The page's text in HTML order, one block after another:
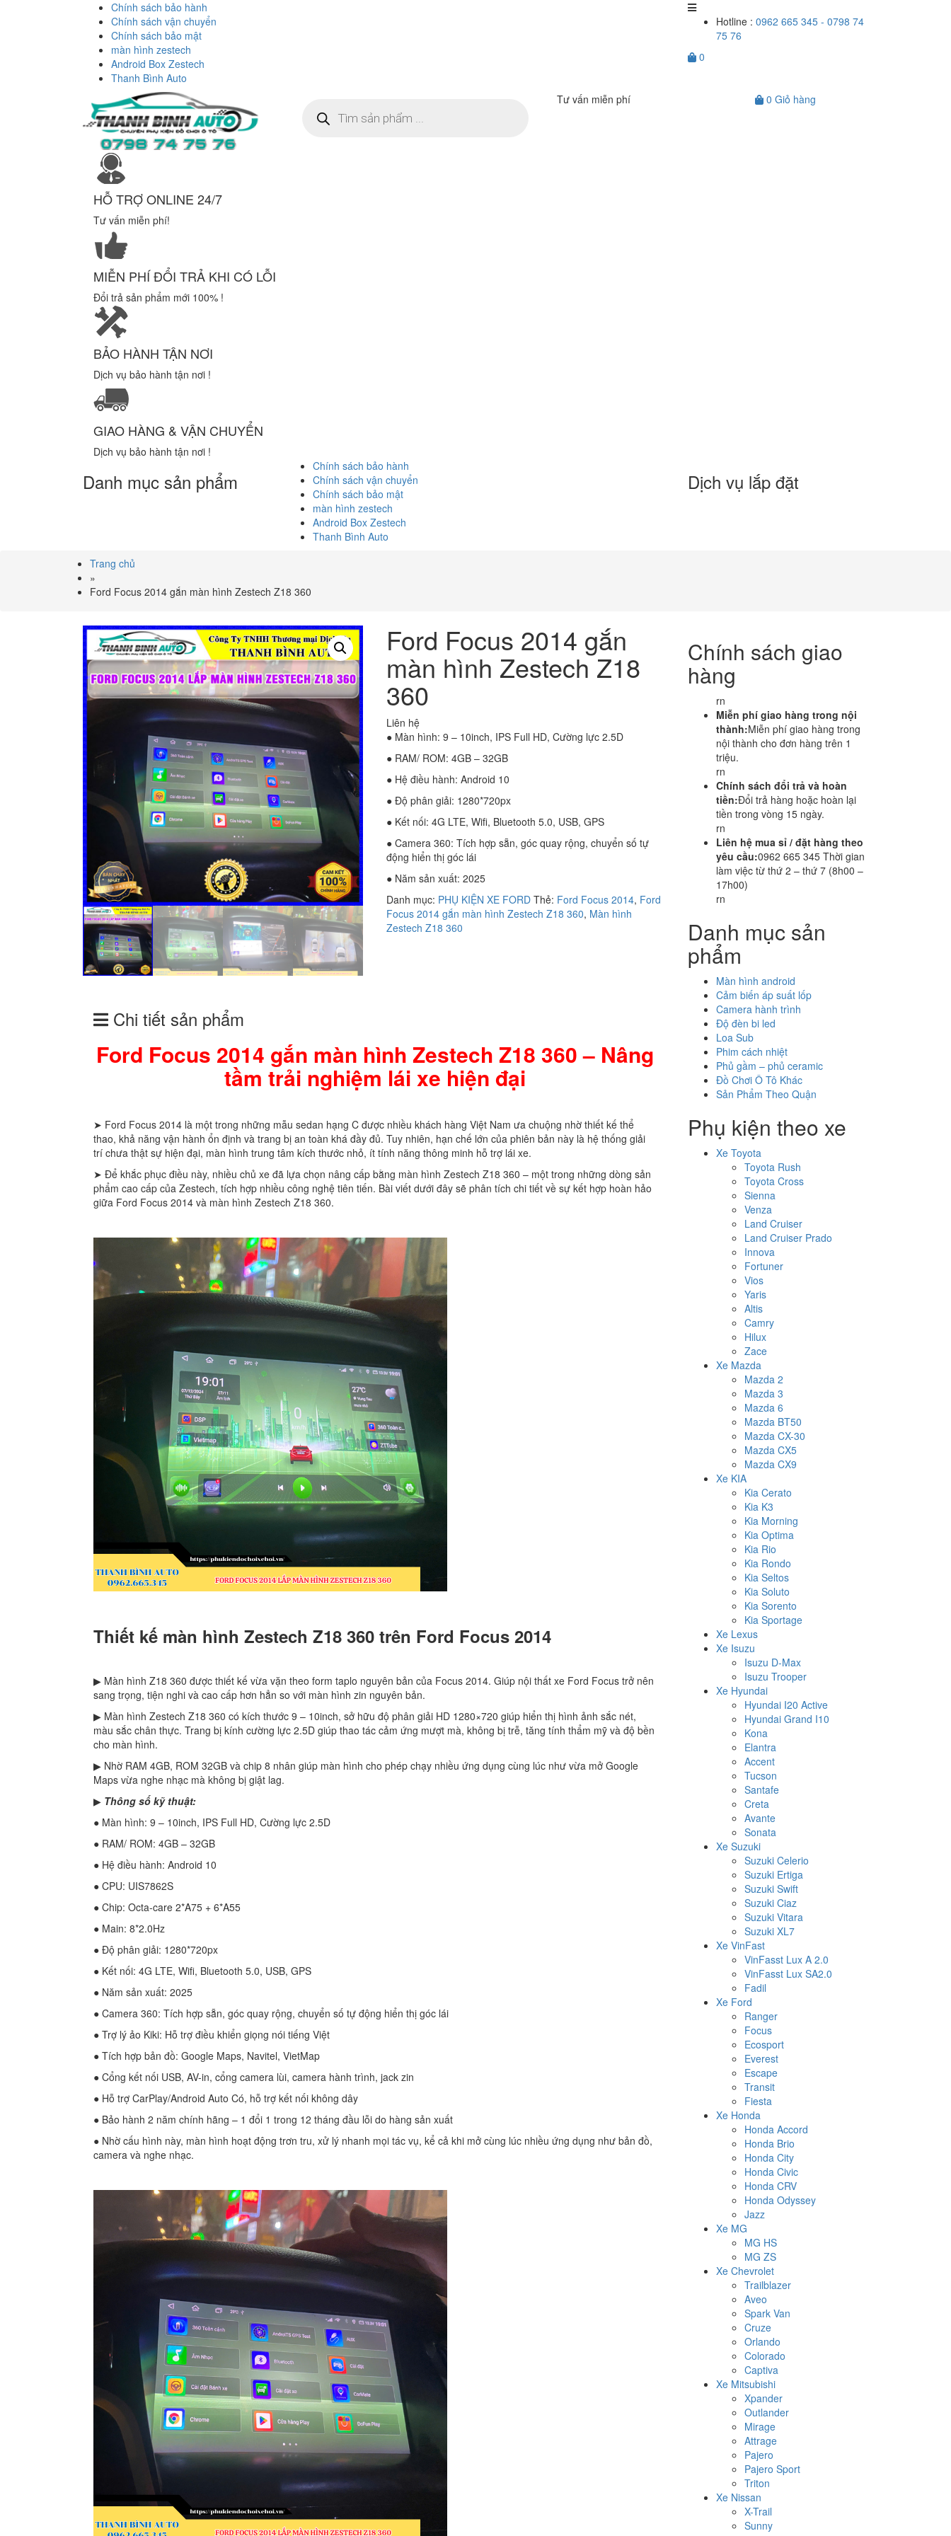
Chính sách bảo hành
Chính sách vận chuyển
Chính sách bảo mật
màn hình zestech
Android Box Zestech
Thanh Bình Auto
Hotline : 0962 665 345 - 0798 74
75 76
0
kiếm
sản
Tư vấn miễn phí 0 Giỏ hàng
HỖ TRỢ ONLINE 24/7
Tư vấn miễn phí!
MIỄN PHÍ ĐỔI TRẢ KHI CÓ LỖI
Đổi trả sản phẩm mới 100% !
BẢO HÀNH TẬN NƠI
Dịch vụ bảo hành tận nơi !
GIAO HÀNG & VẬN CHUYỂN
Dịch vụ bảo hành tận nơi !
Danh mục sản phẩm
Chính sách bảo hành
Chính sách vận chuyển
Chính sách bảo mật
màn hình zestech
Android Box Zestech
Thanh Bình Auto
Dịch vụ lắp đặt
Trang chủ
»
Ford Focus 2014 gắn màn hình Zestech Z18 360
Ford Focus 2014 gắn
màn hình Zestech Z18
360
Liên hệ
● Màn hình: 9 – 10inch, IPS Full HD, Cường lực 2.5D
● RAM/ ROM: 4GB – 32GB
● Hệ điều hành: Android 10
● Độ phân giải: 1280*720px
● Kết nối: 4G LTE, Wifi, Bluetooth 5.0, USB, GPS
● Camera 360: Tích hợp sẵn, góc quay rộng, chuyển số tự
động hiển thị góc lái
● Năm sản xuất: 2025
Danh mục: PHỤ KIỆN XE FORD Thẻ: Ford Focus 2014, Ford
Focus 2014 gắn màn hình Zestech Z18 360, Màn hình
Zestech Z18 360
Chi tiết sản phẩm
Ford Focus 2014 gắn màn hình Zestech Z18 360 – Nâng
tầm trải nghiệm lái xe hiện đại
➤ Ford Focus 2014 là một trong những mẫu sedan hạng C được nhiều khách hàng Việt Nam ưa chuộng nhờ thiết kế thể
thao, khả năng vận hành ổn định và trang bị an toàn khá đầy đủ. Tuy nhiên, hạn chế lớn của phiên bản này là hệ thống giải
trí chưa thật sự hiện đại, màn hình trung tâm kích thước nhỏ, ít tính năng thông minh hỗ trợ lái xe.
➤ Để khắc phục điều này, nhiều chủ xe đã lựa chọn nâng cấp bằng màn hình Zestech Z18 360 – một trong những dòng sản
phẩm cao cấp của Zestech, tích hợp nhiều công nghệ tiên tiến. Bài viết dưới đây sẽ phân tích chi tiết về sự kết hợp hoàn hảo
giữa Ford Focus 2014 và màn hình Zestech Z18 360.
Thiết kế màn hình Zestech Z18 360 trên Ford Focus 2014
▶ Màn hình Z18 360 được thiết kế vừa vặn theo form taplo nguyên bản của Focus 2014. Giúp nội thất xe Ford Focus trở nên
sang trọng, tiện nghi và cao cấp hơn hẳn so với màn hình zin nguyên bản.
▶ Màn hình Zestech Z18 360 có kích thước 9 – 10inch, sở hữu độ phân giải HD 1280×720 giúp hiển thị hình ảnh sắc nét,
màu sắc chân thực. Trang bị kính cường lực 2.5D giúp thao tác cảm ứng mượt mà, không bị trễ, tăng tính thẩm mỹ và độ bền
cho màn hình.
▶ Nhờ RAM 4GB, ROM 32GB và chip 8 nhân giúp màn hình cho phép chạy nhiều ứng dụng cùng lúc như vừa mở Google
Maps vừa nghe nhạc mà không bị giật lag.
▶ Thông số kỹ thuật:
● Màn hình: 9 – 10inch, IPS Full HD, Cường lực 2.5D
● RAM/ ROM: 4GB – 32GB
● Hệ điều hành: Android 10
● CPU: UIS7862S
● Chip: Octa-care 2*A75 + 6*A55
● Main: 8*2.0Hz
● Độ phân giải: 1280*720px
● Kết nối: 4G LTE, Wifi, Bluetooth 5.0, USB, GPS
● Năm sản xuất: 2025
● Camera 360: Tích hợp sẵn, góc quay rộng, chuyển số tự động hiển thị góc lái
● Trợ lý ảo Kiki: Hỗ trợ điều khiển giọng nói tiếng Việt
● Tích hợp bản đồ: Google Maps, Navitel, VietMap
● Cổng kết nối USB, AV-in, cổng camera lùi, camera hành trình, jack zin
● Hỗ trợ CarPlay/Android Auto Có, hỗ trợ kết nối không dây
● Bảo hành 2 năm chính hãng – 1 đổi 1 trong 12 tháng đầu lỗi do hàng sản xuất
● Nhờ cấu hình này, màn hình hoạt động trơn tru, xử lý nhanh mọi tác vụ, kể cả khi mở cùng lúc nhiều ứng dụng như bản đồ,
camera và nghe nhạc.
Chính sách giao
hàng
rn
Miễn phí giao hàng trong nội
thành:Miễn phí giao hàng trong
nội thành cho đơn hàng trên 1
triệu.
rn
Chính sách đổi trả và hoàn
tiền:Đổi trả hàng hoặc hoàn lại
tiền trong vòng 15 ngày.
rn
Liên hệ mua sỉ / đặt hàng theo
yêu cầu:0962 665 345 Thời gian
làm việc từ thứ 2 – thứ 7 (8h00 –
17h00)
rn
Danh mục sản
phẩm
Màn hình android
Cảm biến áp suất lốp
Camera hành trình
Độ đèn bi led
Loa Sub
Phim cách nhiệt
Phủ gầm – phủ ceramic
Đồ Chơi Ô Tô Khác
Sản Phẩm Theo Quận
Phụ kiện theo xe
Xe Toyota
Toyota Rush
Toyota Cross
Sienna
Venza
Land Cruiser
Land Cruiser Prado
Innova
Fortuner
Vios
Yaris
Altis
Camry
Hilux
Zace
Xe Mazda
Mazda 2
Mazda 3
Mazda 6
Mazda BT50
Mazda CX-30
Mazda CX5
Mazda CX9
Xe KIA
Kia Cerato
Kia K3
Kia Morning
Kia Optima
Kia Rio
Kia Rondo
Kia Seltos
Kia Soluto
Kia Sorento
Kia Sportage
Xe Lexus
Xe Isuzu
Isuzu D-Max
Isuzu Trooper
Xe Hyundai
Hyundai I20 Active
Hyundai Grand I10
Kona
Elantra
Accent
Tucson
Santafe
Creta
Avante
Sonata
Xe Suzuki
Suzuki Celerio
Suzuki Ertiga
Suzuki Swift
Suzuki Ciaz
Suzuki Vitara
Suzuki XL7
Xe VinFast
VinFasst Lux A 2.0
VinFasst Lux SA2.0
Fadil
Xe Ford
Ranger
Focus
Ecosport
Everest
Escape
Transit
Fiesta
Xe Honda
Honda Accord
Honda Brio
Honda City
Honda Civic
Honda CRV
Honda Odyssey
Jazz
Xe MG
MG HS
MG ZS
Xe Chevrolet
Trailblazer
Aveo
Spark Van
Cruze
Orlando
Colorado
Captiva
Xe Mitsubishi
Xpander
Outlander
Mirage
Attrage
Pajero
Pajero Sport
Triton
Xe Nissan
X-Trail
Sunny